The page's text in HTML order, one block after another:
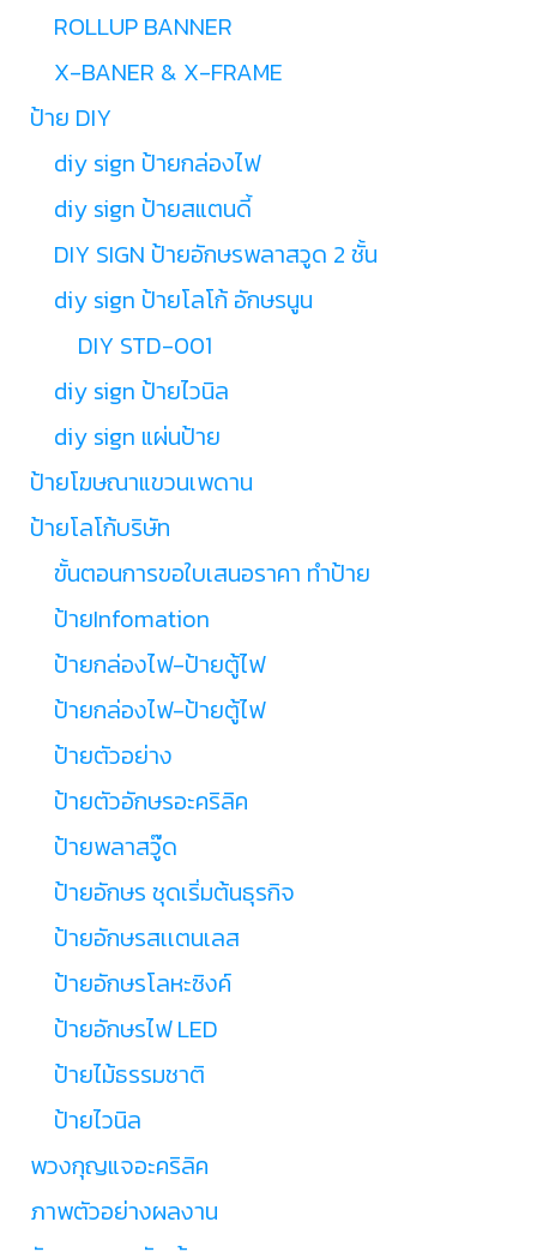
ROLLUP BANNER
X-BANER & X-FRAME
ป้าย DIY
diy sign ป้ายกล่องไฟ
diy sign ป้ายสแตนดี้
DIY SIGN ป้ายอักษรพลาสวูด 2 ชั้น
diy sign ป้ายโลโก้ อักษรนูน
DIY STD-001
diy sign ป้ายไวนิล
diy sign แผ่นป้าย
ป้ายโฆษณาแขวนเพดาน
ป้ายโลโก้บริษัท
ขั้นตอนการขอใบเสนอราคา ทำป้าย
ป้ายInfomation
ป้ายกล่องไฟ-ป้ายตู้ไฟ
ป้ายกล่องไฟ-ป้ายตู้ไฟ
ป้ายตัวอย่าง
ป้ายตัวอักษรอะคริลิค
ป้ายพลาสวู๊ด
ป้ายอักษร ชุดเริ่มต้นธุรกิจ
ป้ายอักษรสเเตนเลส
ป้ายอักษรโลหะซิงค์
ป้ายอักษรไฟ LED
ป้ายไม้ธรรมชาติ
ป้ายไวนิล
พวงกุญแจอะคริลิค
ภาพตัวอย่างผลงาน